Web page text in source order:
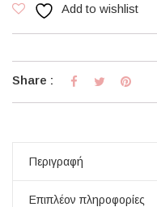
Add to wishlist
Share :
Περιγραφή
Επιπλέον πληροφορίες